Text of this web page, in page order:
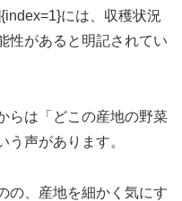
には、収穫状況
性があると明記されてい
らは「どこの産地の野菜
う声があります。
の、産地を細かく気にす